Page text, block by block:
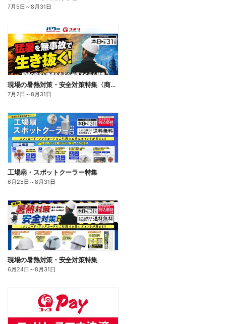
7月5日 ～8月31日
現場の暑熱対策・安全対策特集〈商品一例〉
7月2日 ～8月31日
工場扇・スポットクーラー特集
6月25日 ～8月31日
現場の暑熱対策・安全対策特集
6月24日 ～8月31日